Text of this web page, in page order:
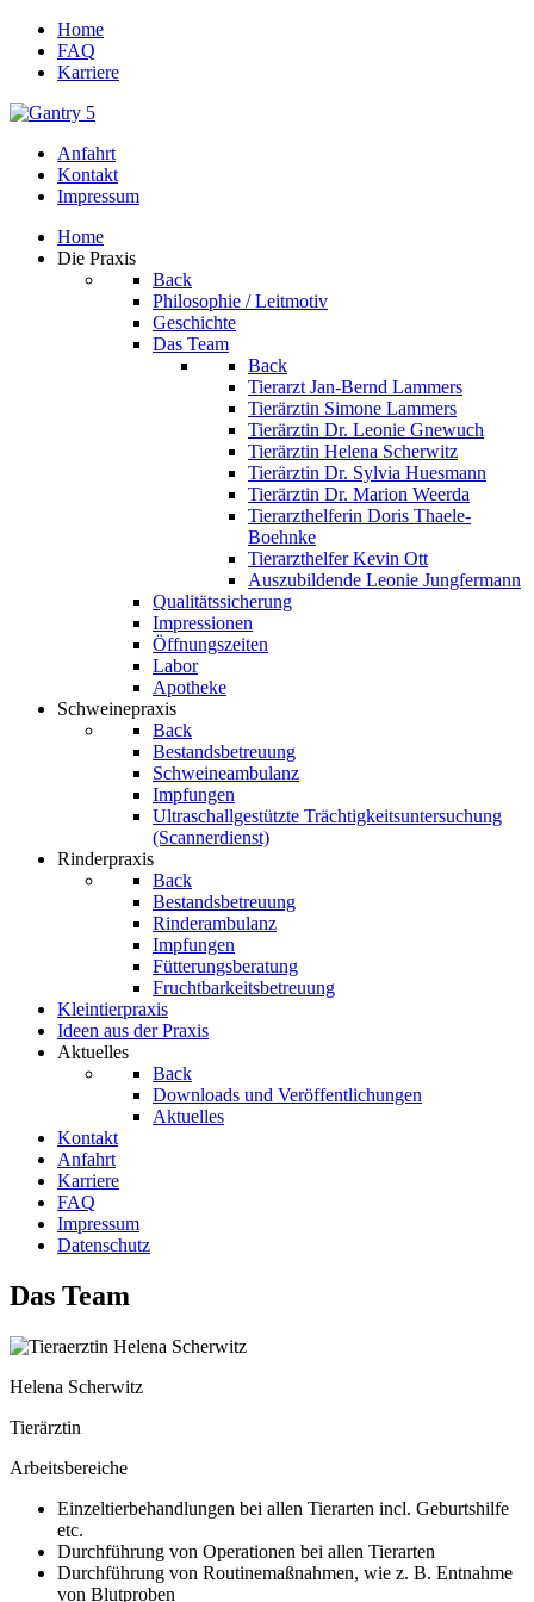
Home
FAQ
Karriere
Anfahrt
Kontakt
Impressum
Home
Die Praxis
Back
Philosophie / Leitmotiv
Geschichte
Das Team
Back
Tierarzt Jan-Bernd Lammers
Tierärztin Simone Lammers
Tierärztin Dr. Leonie Gnewuch
Tierärztin Helena Scherwitz
Tierärztin Dr. Sylvia Huesmann
Tierärztin Dr. Marion Weerda
Tierarzthelferin Doris Thaele-
Boehnke
Tierarzthelfer Kevin Ott
Auszubildende Leonie Jungfermann
Qualitätssicherung
Impressionen
Öffnungszeiten
Labor
Apotheke
Schweinepraxis
Back
Bestandsbetreuung
Schweineambulanz
Impfungen
Ultraschallgestützte Trächtigkeitsuntersuchung
(Scannerdienst)
Rinderpraxis
Back
Bestandsbetreuung
Rinderambulanz
Impfungen
Fütterungsberatung
Fruchtbarkeitsbetreuung
Kleintierpraxis
Ideen aus der Praxis
Aktuelles
Back
Downloads und Veröffentlichungen
Aktuelles
Kontakt
Anfahrt
Karriere
FAQ
Impressum
Datenschutz
Das Team
Helena Scherwitz
Tierärztin
Arbeitsbereiche
Einzeltierbehandlungen bei allen Tierarten incl. Geburtshilfe
etc.
Durchführung von Operationen bei allen Tierarten
Durchführung von Routinemaßnahmen, wie z. B. Entnahme
von Blutproben